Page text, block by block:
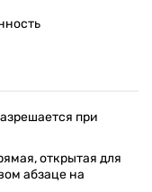
при
открытая для
абзаце на